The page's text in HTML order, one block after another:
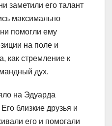
заметили его талант
максимально
помогли ему
на поле и
как стремление к
дух.
на Эдуарда
близкие друзья и
его и помогали